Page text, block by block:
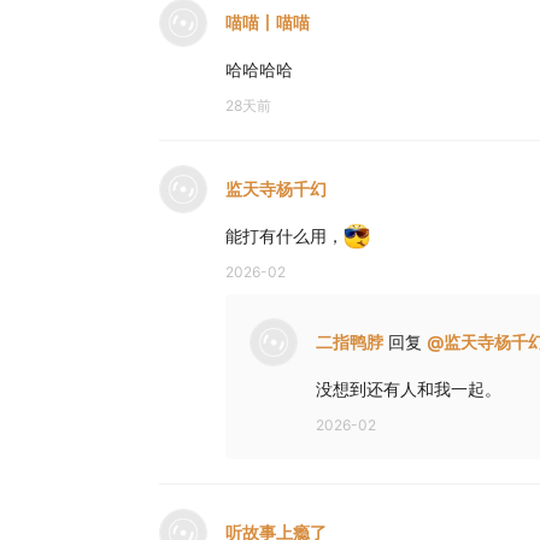
喵喵丨喵喵
哈哈哈哈
28天前
监天寺杨千幻
能打有什么用，
2026-02
二指鸭脖 回复 @监天寺杨千
没想到还有人和我一起。
2026-02
听故事上瘾了